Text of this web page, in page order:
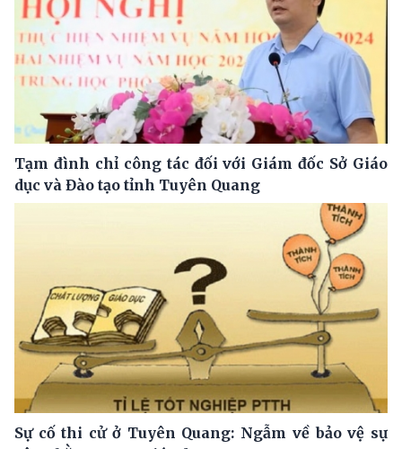
Tạm đình chỉ công tác đối với Giám đốc Sở Giáo
dục và Đào tạo tỉnh Tuyên Quang
Sự cố thi cử ở Tuyên Quang: Ngẫm về bảo vệ sự